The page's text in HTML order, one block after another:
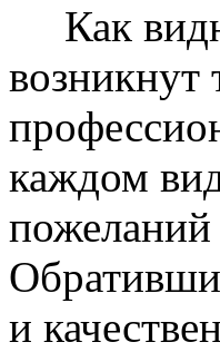
Как
каждом
пожеланий
и